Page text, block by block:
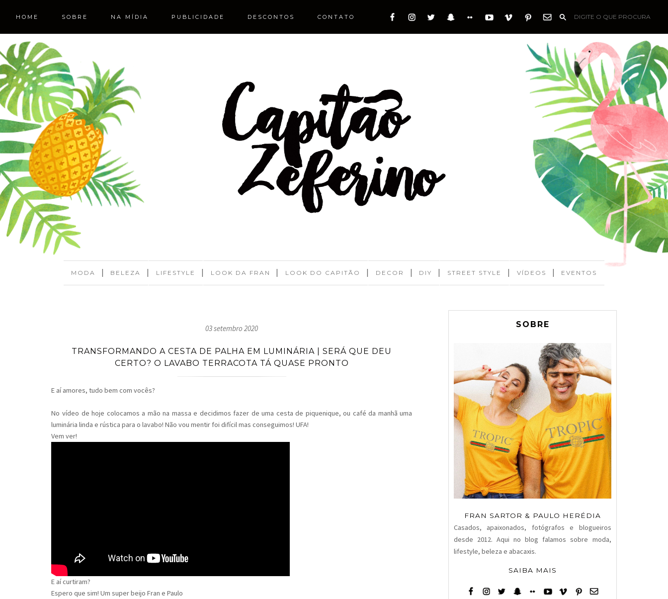
MODA | BELEZA | LIFESTYLE | LOOK DA FRAN | LOOK DO CAPITÃO | DECOR | DIY | STREET STYLE | VÍDEOS | EVENTOS
HOME SOBRE NA MÍDIA PUBLICIDADE DESCONTOS CONTATO
03 setembro 2020
TRANSFORMANDO A CESTA DE PALHA EM LUMINÁRIA | SERÁ QUE DEU
CERTO? O LAVABO TERRACOTA TÁ QUASE PRONTO
E aí amores, tudo bem com vocês?
No vídeo de hoje colocamos a mão na massa e decidimos fazer de uma cesta de piquenique, ou café da manhã uma
luminária linda e rústica para o lavabo! Não vou mentir foi difícil mas conseguimos! UFA!
Vem ver!
E aí curtiram?
Espero que sim! Um super beijo Fran e Paulo
SOBRE
FRAN SARTOR & PAULO HERÉDIA
Casados, apaixonados, fotógrafos e blogueiros
desde 2012. Aqui no blog falamos sobre moda,
lifestyle, beleza e abacaxis.
SAIBA MAIS